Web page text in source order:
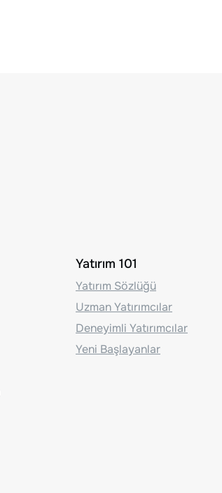
Yatırım 101
Yatırım Sözlüğü
Uzman Yatırımcılar
Deneyimli Yatırımcılar
Yeni Başlayanlar